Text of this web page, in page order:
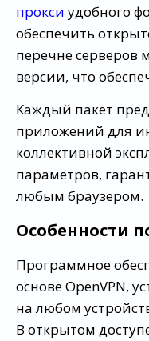
прокси удобного
обеспечить
перечне
версии, что
Каждый пакет
приложений для
коллективной
параметров,
любым браузером.
Особенности
Программное
основе OpenVPN,
на любом
В открытом